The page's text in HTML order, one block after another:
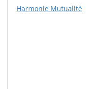
Harmonie Mutualité